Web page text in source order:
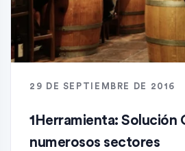
29 DE SEPTIEMBRE DE 2016
1Herramienta: Solución
numerosos sectores